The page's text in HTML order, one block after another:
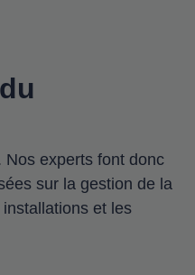
Nos experts font donc
sur la gestion de la
et les